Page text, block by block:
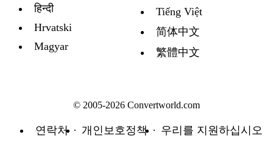
हिन्दी
Hrvatski
Magyar
Tiếng Việt
简体中文
繁體中文
© 2005-2026 Convertworld.com
연락처 개인보호정책 우리를 지원하십시오